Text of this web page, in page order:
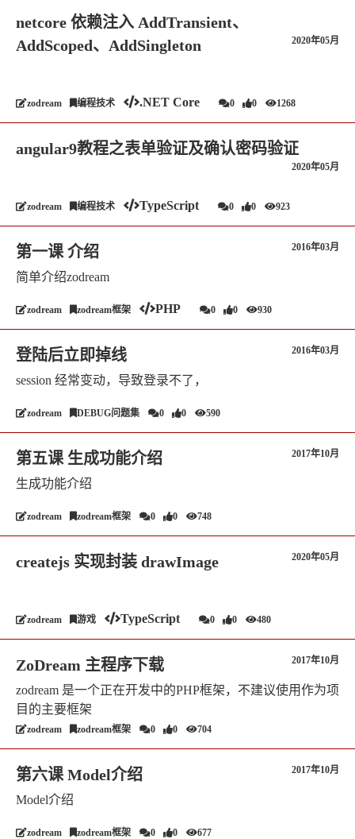
netcore 依赖注入 AddTransient、
AddScoped、AddSingleton
2020年05月
zodream 编程技术 .NET Core 0 0 1268
angular9教程之表单验证及确认密码验证
2020年05月
zodream 编程技术 TypeScript 0 0 923
第一课 介绍 2016年03月
简单介绍zodream
zodream zodream框架 PHP 0 0 930
登陆后立即掉线 2016年03月
session 经常变动，导致登录不了，
zodream DEBUG问题集 0 0 590
第五课 生成功能介绍 2017年10月
生成功能介绍
zodream zodream框架 0 0 748
createjs 实现封装 drawImage 2020年05月
zodream 游戏 TypeScript 0 0 480
ZoDream 主程序下载 2017年10月
zodream 是一个正在开发中的PHP框架，不建议使用作为项
目的主要框架
zodream zodream框架 0 0 704
第六课 Model介绍 2017年10月
Model介绍
zodream zodream框架 0 0 677